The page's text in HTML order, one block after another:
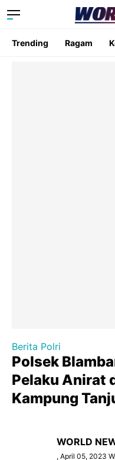
Trending Ragam
Berita Polri
Polsek
Pelaku Anirat
Kampung
WORLD
, April 05, 2023